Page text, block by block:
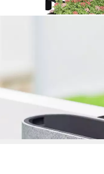
Blumentopf mit
St., Pflanztopf), für
46,90 €
lieferbar - in 2-3 Werktagen